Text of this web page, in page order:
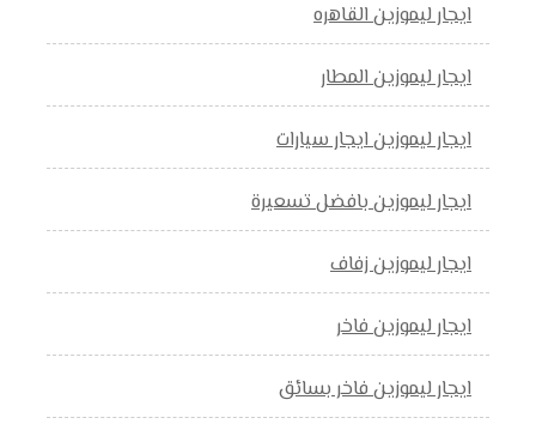
ايجار ليموزين القاهره
ايجار ليموزين المطار
ايجار ليموزين ايجار سيارات
ايجار ليموزين بافضل تسعيرة
ايجار ليموزين زفاف
ايجار ليموزين فاخر
ايجار ليموزين فاخر بسائق